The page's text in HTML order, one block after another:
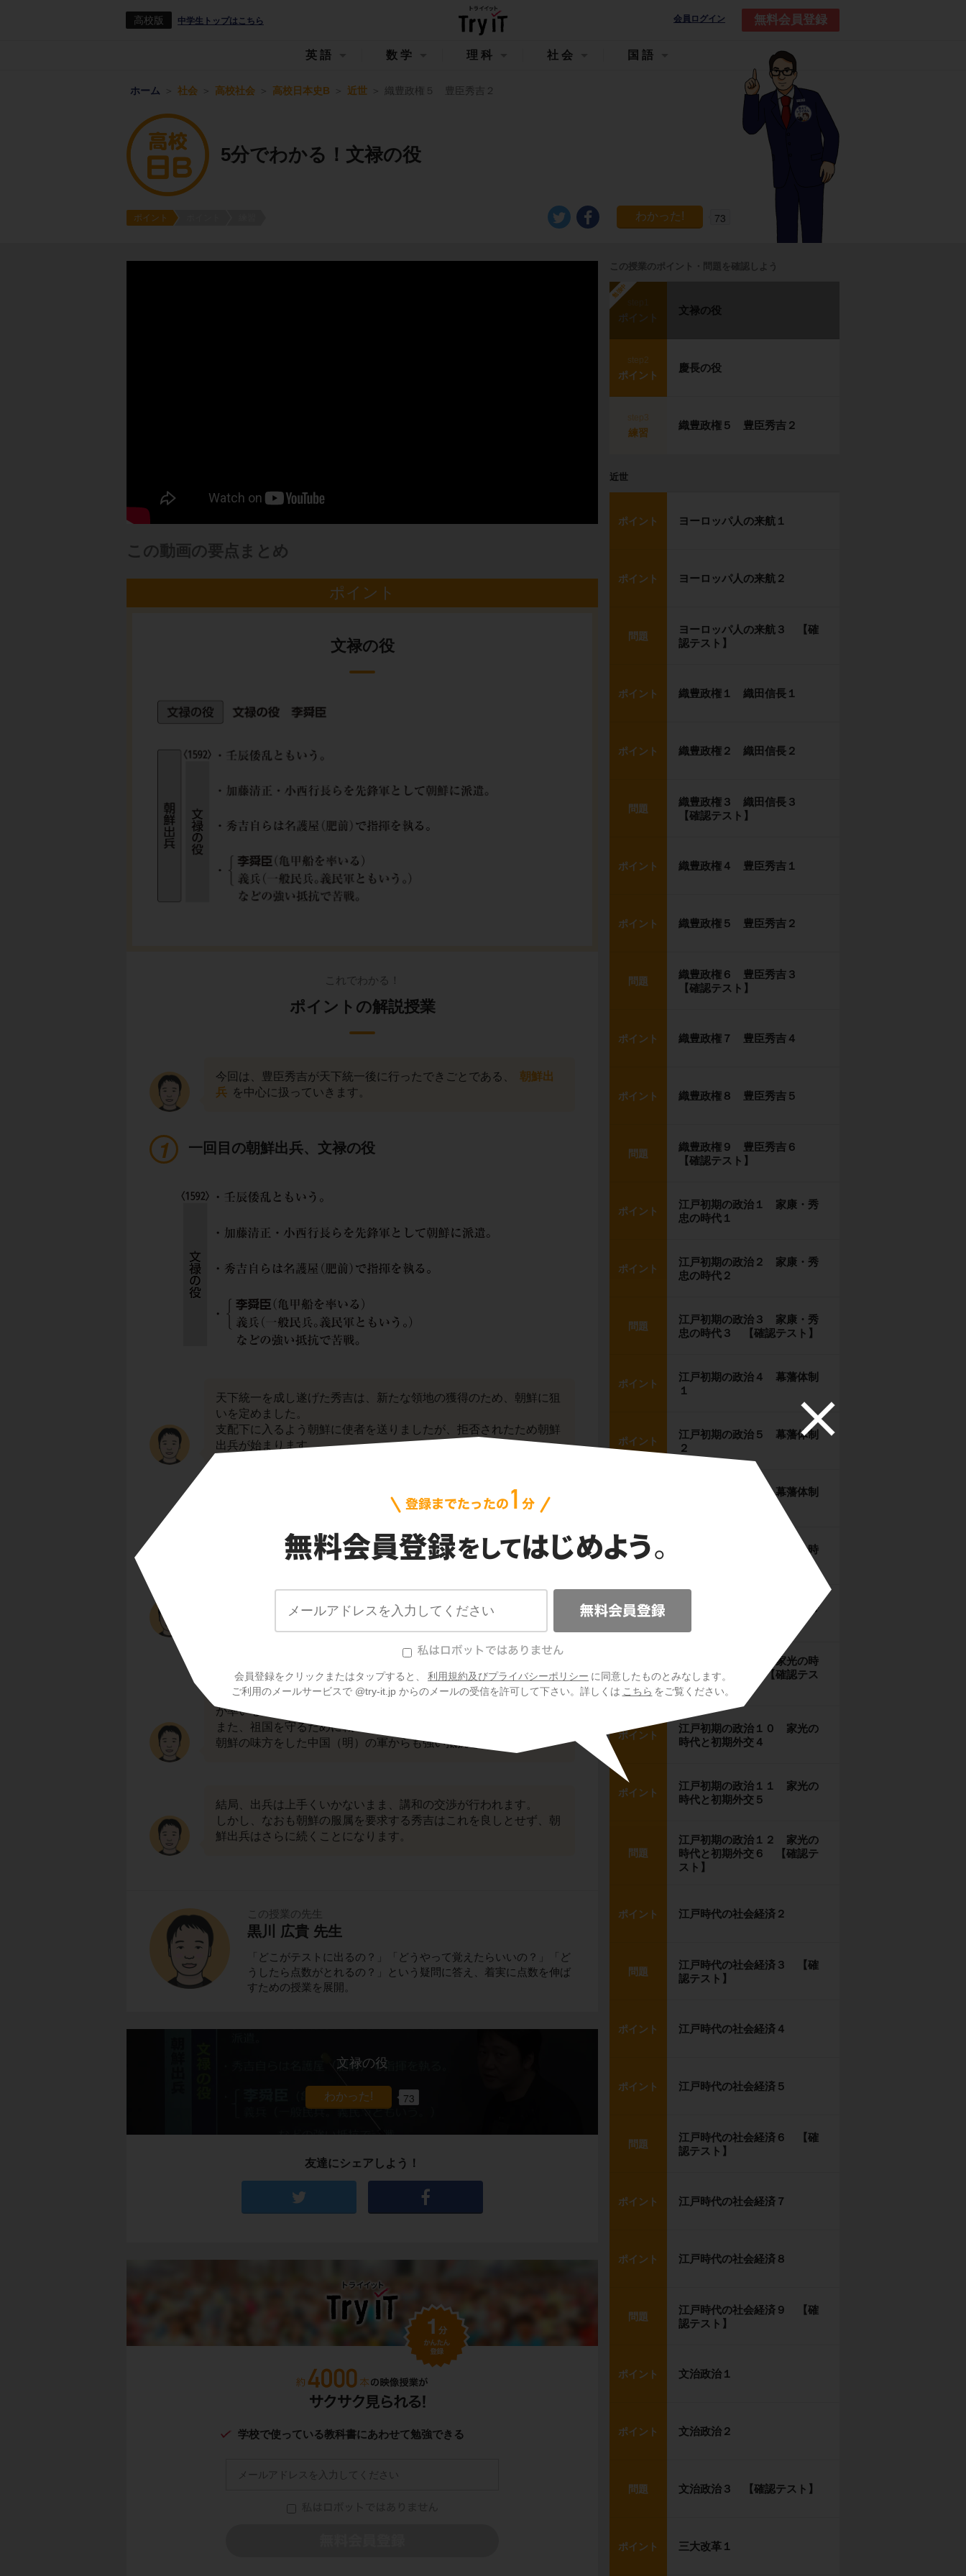
高校版 中学生トップはこちら 会員ログイン 無料会員登録
会員登録をクリックまたはタップすると、 利用規約及びプライバシーポリシー に同意したものとみなします。
ご利用のメールサービスで @try-it.jp からのメールの受信を許可して下さい。詳しくは こちら をご覧ください。
英語 数学 理科 社会 国語
ホーム 社会 高校社会 高校日本史B 近世 織豊政権５ 豊臣秀吉２
5分でわかる！文禄の役
ポイント 73
この動画の要点まとめ
ポイント
文禄の役
これでわかる！
ポイントの解説授業
今回は、豊臣秀吉が天下統一後に行ったできごとである、
朝鮮出
兵 を中心に扱っていきます。
一回目の朝鮮出兵、文禄の役
天下統一を成し遂げた秀吉は、新たな領地の獲得のため、朝鮮に狙
いを定めました。
支配下に入るよう朝鮮に使者を送りましたが、拒否されたため朝鮮
出兵が始まります。
1592年から始まる1回目の朝鮮出兵を文禄の役（ぶんろくのえ
文禄は日本の年号ですが、朝鮮の暦から壬辰倭乱（じんしんわら
ん）ということもあります。
総大将である自らは、肥前（今の佐賀県）の名護屋（なごや）で指
揮をとりました。
秀吉によって大軍が派遣されますが、苦戦を強いられます。
戦いの中では、朝鮮の将軍である 李舜臣（りしゅんしん）と、彼
が率いる亀甲船が活躍しました。
また、祖国を守るために戦いに参加した朝鮮の義兵の士気が高く、
朝鮮の味方をした中国（明）の軍からも強い抵抗を受けました。
結局、出兵は上手くいかないまま、講和の交渉が行われます。
しかし、なおも朝鮮の服属を要求する秀吉はこれを良しとせず、朝
鮮出兵はさらに続くことになります。
この授業の先生
黒川 広貴 先生
「どこがテストに出るの？」「どうやって覚えたらいいの？」「ど
うしたら点数がとれるの？」という疑問に答え、着実に点数を伸ば
すための授業を展開。
文禄の役
73
友達にシェアしよう！
学校で使っている教科書にあわせて勉強できる
この授業のポイント・問題を確認しよう
勉強中
ポイント
文禄の役
step2
ポイント
慶長の役
step3
練習
織豊政権５ 豊臣秀吉２
近世
ポイント ヨーロッパ人の来航１
ポイント ヨーロッパ人の来航２
問題
ヨーロッパ人の来航３ 【確
認テスト】
ポイント 織豊政権１ 織田信長１
ポイント 織豊政権２ 織田信長２
問題
織豊政権３ 織田信長３
【確認テスト】
ポイント 織豊政権４ 豊臣秀吉１
ポイント 織豊政権５ 豊臣秀吉２
問題
織豊政権６ 豊臣秀吉３
【確認テスト】
ポイント 織豊政権７ 豊臣秀吉４
ポイント 織豊政権８ 豊臣秀吉５
問題
織豊政権９ 豊臣秀吉６
【確認テスト】
ポイント
江戸初期の政治１ 家康・秀
忠の時代１
ポイント
江戸初期の政治２ 家康・秀
忠の時代２
問題
江戸初期の政治３ 家康・秀
忠の時代３ 【確認テスト】
ポイント
江戸初期の政治４ 幕藩体制
１
ポイント
江戸初期の政治５ 幕藩体制
２
江戸初期の政治６ 幕藩体制
ポイント
江戸初期の政治７ 家光の時
ポイント
江戸初期の政治８ 家光の時
問題
江戸初期の政治９ 家光の時
代と初期外交３ 【確認テス
ト】
ポイント
江戸初期の政治１０ 家光の
時代と初期外交４
ポイント
江戸初期の政治１１ 家光の
時代と初期外交５
問題
江戸初期の政治１２ 家光の
時代と初期外交６ 【確認テ
スト】
ポイント 江戸時代の社会経済２
問題
江戸時代の社会経済３ 【確
認テスト】
ポイント 江戸時代の社会経済４
ポイント 江戸時代の社会経済５
問題
江戸時代の社会経済６ 【確
認テスト】
ポイント 江戸時代の社会経済７
ポイント 江戸時代の社会経済８
問題
江戸時代の社会経済９ 【確
認テスト】
ポイント 文治政治１
ポイント 文治政治２
問題 文治政治３ 【確認テスト】
ポイント 三大改革１